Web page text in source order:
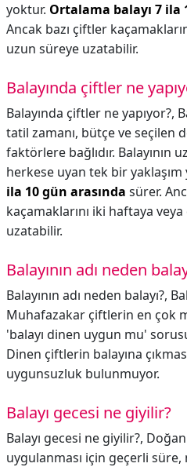
yoktur. Ortalama balayı 7 ila
Ancak bazı çiftler
uzun süreye uzatabilir.
Balayında çiftler ne
Balayında çiftler ne yapıyor?,
tatil zamanı, bütçe ve seçilen
faktörlere bağlıdır. Balayının
herkese uyan tek bir yaklaşım
ila 10 gün arasında sürer.
kaçamaklarını iki haftaya
uzatabilir.
Balayının adı neden
Balayının adı neden balayı?,
Muhafazakar çiftlerin en çok
'balayı dinen uygun mu'
Dinen çiftlerin balayına
uygunsuzluk bulunmuyor.
Balayı gecesi ne giyilir?
Balayı gecesi ne giyilir?,
uygulanması için geçerli